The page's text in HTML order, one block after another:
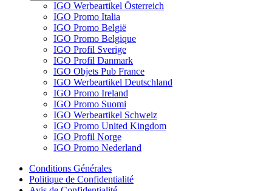
IGO Werbeartikel Österreich
IGO Promo Italia
IGO Promo België
IGO Promo Belgique
IGO Profil Sverige
IGO Profil Danmark
IGO Objets Pub France
IGO Werbeartikel Deutschland
IGO Promo Ireland
IGO Promo Suomi
IGO Werbeartikel Schweiz
IGO Promo United Kingdom
IGO Profil Norge
IGO Promo Nederland
Conditions Générales
Politique de Confidentialité